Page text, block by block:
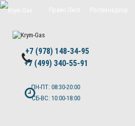
Политика конфиденциальности
+7 (978) 148-34-95
+7 (499) 340-55-91 ​
ПН-ПТ: 08:30-20:00
СБ-ВС: 10:00-18:00